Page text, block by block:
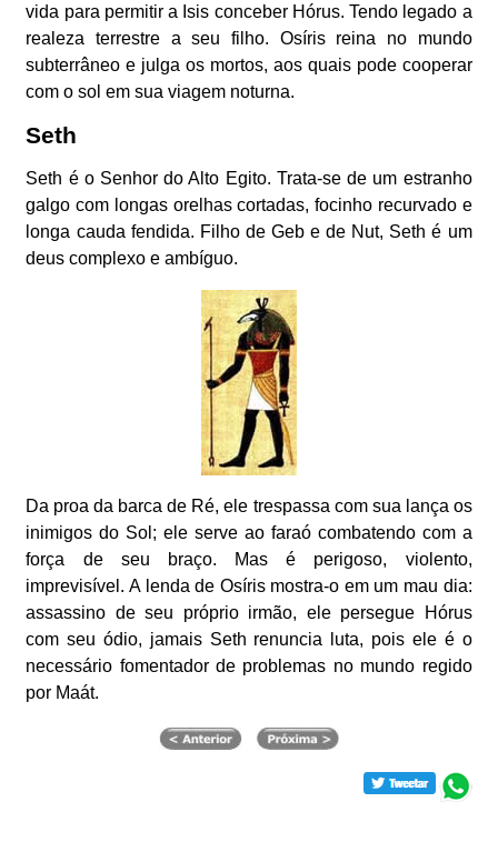
vida para permitir a Isis conceber Hórus. Tendo legado a
realeza terrestre a seu filho. Osíris reina no mundo
subterrâneo e julga os mortos, aos quais pode cooperar
com o sol em sua viagem noturna.
Seth
Seth é o Senhor do Alto Egito. Trata-se de um estranho
galgo com longas orelhas cortadas, focinho recurvado e
longa cauda fendida. Filho de Geb e de Nut, Seth é um
deus complexo e ambíguo.
Da proa da barca de Ré, ele trespassa com sua lança os
inimigos do Sol; ele serve ao faraó combatendo com a
força de seu braço. Mas é perigoso, violento,
imprevisível. A lenda de Osíris mostra-o em um mau dia:
assassino de seu próprio irmão, ele persegue Hórus
com seu ódio, jamais Seth renuncia luta, pois ele é o
necessário fomentador de problemas no mundo regido
por Maát.